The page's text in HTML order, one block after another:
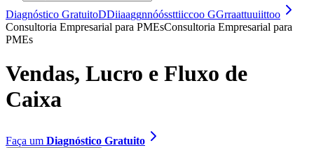
Diagnóstico GratuitoDDiiaaggnnóóssttiiccoo GGrraattuuiittoo
Consultoria Empresarial para PMEsConsultoria Empresarial para
PMEs
Vendas, Lucro e Fluxo de
Caixa
Faça um Diagnóstico Gratuito